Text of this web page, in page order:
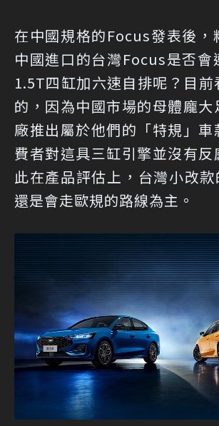
在中國規格的Focus發表後，
中國進口的台灣Focus是否會
1.5T四缸加六速自排呢？目前
的，因為中國市場的母體龐大
廠推出屬於他們的「特規」車
費者對這具三缸引擎並沒有反
此在產品評估上，台灣小改
還是會走歐規的路線為主。